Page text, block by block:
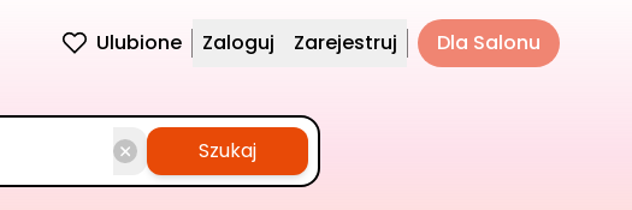
Ulubione Zaloguj Zarejestruj Dla Salonu
Szukaj